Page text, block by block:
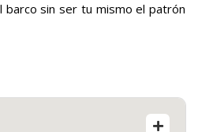
sin ser tu mismo el patrón